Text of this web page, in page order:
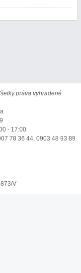
práva vyhradené.
- 17:00
78 36 44, 0903 48 93 89
V